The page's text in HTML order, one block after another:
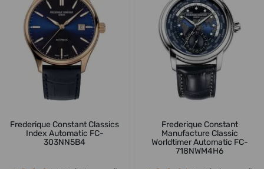
Frederique Constant Classics
Index Automatic FC-
303NN5B4
Frederique Constant
Manufacture Classic
Worldtimer Automatic FC-
718NWM4H6